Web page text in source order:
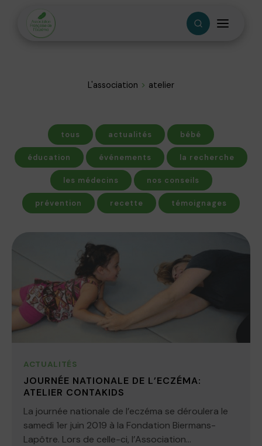
L'association atelier
tous actualités bébé
éducation événements la recherche
les médecins nos conseils
prévention recette témoignages
ACTUALITÉS
JOURNÉE NATIONALE DE L’ECZÉMA:
ATELIER CONTAKIDS
La journée nationale de l’eczéma se déroulera le
samedi 1er juin 2019 à la Fondation Biermans-
Lapôtre. Lors de celle-ci, l’Association...